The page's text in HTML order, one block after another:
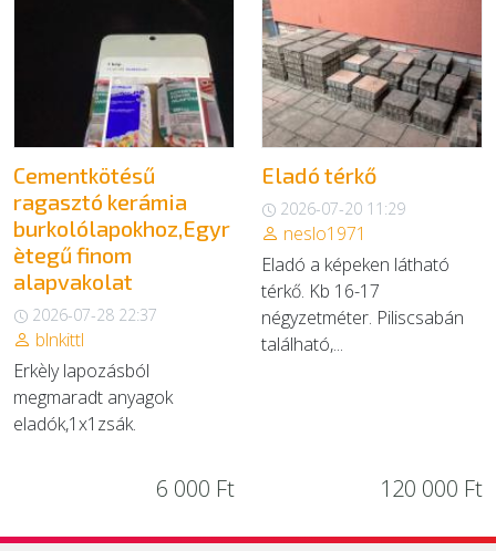
SZOLGÁLTATÓK
Cementkötésű
ragasztó kerámia
burkolólapokhoz,Egyr
ètegű finom
alapvakolat
2026-07-28 22:37
blnkittl
Erkèly lapozásból
megmaradt anyagok
eladók,1x1zsák.
6 000 Ft
Eladó térkő
2026-07-20 11:29
neslo1971
Eladó a képeken látható
térkő. Kb 16-17
négyzetméter. Piliscsabán
található,...
120 000 Ft